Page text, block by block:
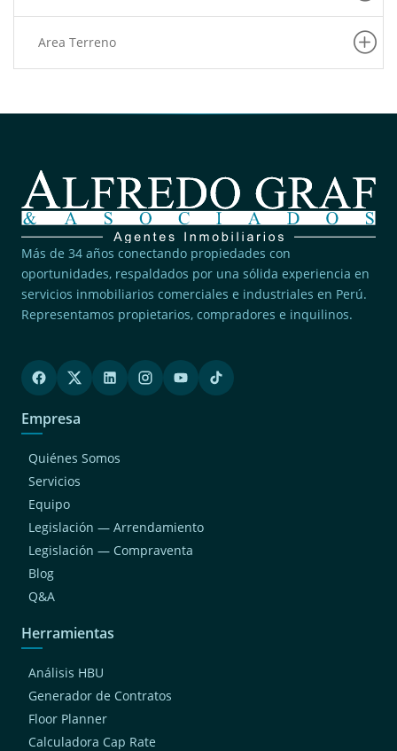
Puente Piedra (1)
Area Terreno
Más de 34 años conectando propiedades con
oportunidades, respaldados por una sólida experiencia en
servicios inmobiliarios comerciales e industriales en Perú.
Representamos propietarios, compradores e inquilinos.
Empresa
Quiénes Somos
Servicios
Equipo
Legislación — Arrendamiento
Legislación — Compraventa
Blog
Q&A
Herramientas
Análisis HBU
Generador de Contratos
Floor Planner
Calculadora Cap Rate